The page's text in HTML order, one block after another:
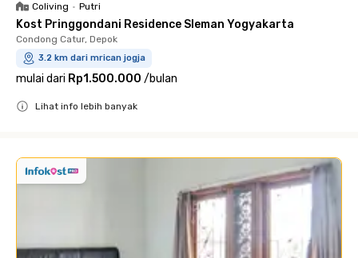
Coliving • Putri
Kost Pringgondani Residence Sleman Yogyakarta
Condong Catur, Depok
3.2 km dari mrican jogja
mulai dari Rp1.500.000 /bulan
Lihat info lebih banyak